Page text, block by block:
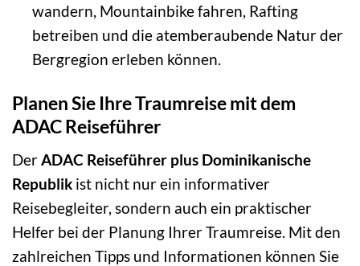
wandern, Mountainbike fahren, Rafting
betreiben und die atemberaubende Natur der
Bergregion erleben können.
Planen Sie Ihre Traumreise mit dem
ADAC Reiseführer
DerADAC Reiseführer plus Dominikanische
Republik ist nicht nur ein informativer
Reisebegleiter, sondern auch ein praktischer
Helfer bei der Planung Ihrer Traumreise. Mit den
zahlreichen Tipps und Informationen können Sie